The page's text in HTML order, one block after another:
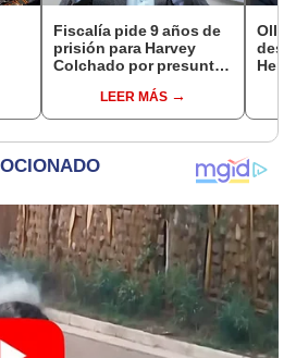
Fiscalía pide 9 años de
prisión para Harvey
Colchado por presunta
incompatible y falsedad
ideológica
LEER MÁS